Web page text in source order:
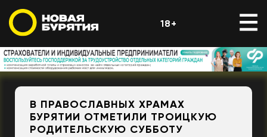
18+
В ПРАВОСЛАВНЫХ ХРАМАХ
БУРЯТИИ ОТМЕТИЛИ ТРОИЦКУЮ
РОДИТЕЛЬСКУЮ СУББОТУ